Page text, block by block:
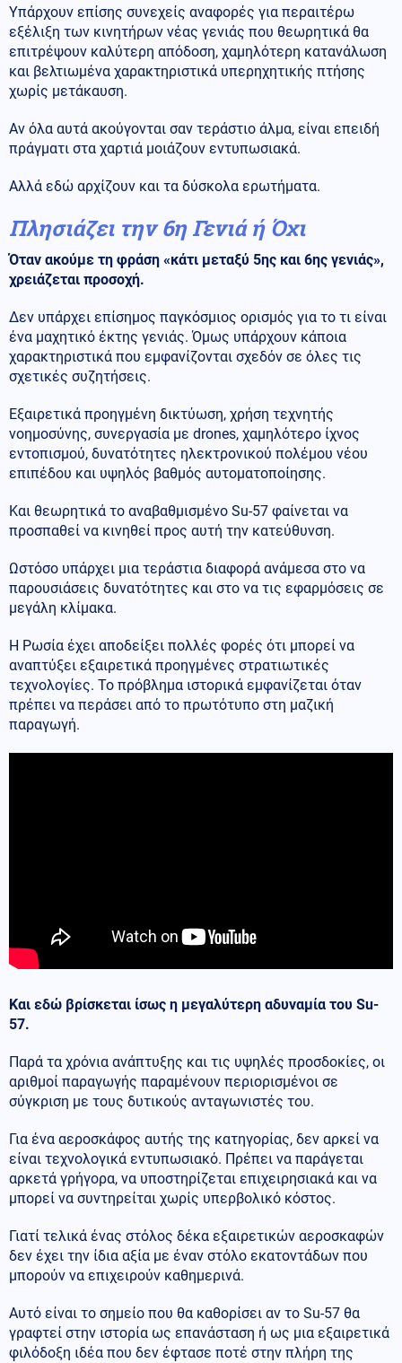
Υπάρχουν επίσης συνεχείς αναφορές για περαιτέρω
εξέλιξη των κινητήρων νέας γενιάς που θεωρητικά θα
επιτρέψουν καλύτερη απόδοση, χαμηλότερη κατανάλωση
και βελτιωμένα χαρακτηριστικά υπερηχητικής πτήσης
χωρίς μετάκαυση.
Αν όλα αυτά ακούγονται σαν τεράστιο άλμα, είναι επειδή
πράγματι στα χαρτιά μοιάζουν εντυπωσιακά.
Αλλά εδώ αρχίζουν και τα δύσκολα ερωτήματα.
Πλησιάζει την 6η Γενιά ή Όχι
Όταν ακούμε τη φράση «κάτι μεταξύ 5ης και 6ης γενιάς»,
χρειάζεται προσοχή.
Δεν υπάρχει επίσημος παγκόσμιος ορισμός για το τι είναι
ένα μαχητικό έκτης γενιάς. Όμως υπάρχουν κάποια
χαρακτηριστικά που εμφανίζονται σχεδόν σε όλες τις
σχετικές συζητήσεις.
Εξαιρετικά προηγμένη δικτύωση, χρήση τεχνητής
νοημοσύνης, συνεργασία με drones, χαμηλότερο ίχνος
εντοπισμού, δυνατότητες ηλεκτρονικού πολέμου νέου
επιπέδου και υψηλός βαθμός αυτοματοποίησης.
Και θεωρητικά το αναβαθμισμένο Su-57 φαίνεται να
προσπαθεί να κινηθεί προς αυτή την κατεύθυνση.
Ωστόσο υπάρχει μια τεράστια διαφορά ανάμεσα στο να
παρουσιάσεις δυνατότητες και στο να τις εφαρμόσεις σε
μεγάλη κλίμακα.
Η Ρωσία έχει αποδείξει πολλές φορές ότι μπορεί να
αναπτύξει εξαιρετικά προηγμένες στρατιωτικές
τεχνολογίες. Το πρόβλημα ιστορικά εμφανίζεται όταν
πρέπει να περάσει από το πρωτότυπο στη μαζική
παραγωγή.
Και εδώ βρίσκεται ίσως η μεγαλύτερη αδυναμία του Su-
57.
Παρά τα χρόνια ανάπτυξης και τις υψηλές προσδοκίες, οι
αριθμοί παραγωγής παραμένουν περιορισμένοι σε
σύγκριση με τους δυτικούς ανταγωνιστές του.
Για ένα αεροσκάφος αυτής της κατηγορίας, δεν αρκεί να
είναι τεχνολογικά εντυπωσιακό. Πρέπει να παράγεται
αρκετά γρήγορα, να υποστηρίζεται επιχειρησιακά και να
μπορεί να συντηρείται χωρίς υπερβολικό κόστος.
Γιατί τελικά ένας στόλος δέκα εξαιρετικών αεροσκαφών
δεν έχει την ίδια αξία με έναν στόλο εκατοντάδων που
μπορούν να επιχειρούν καθημερινά.
Αυτό είναι το σημείο που θα καθορίσει αν το Su-57 θα
γραφτεί στην ιστορία ως επανάσταση ή ως μια εξαιρετικά
φιλόδοξη ιδέα που δεν έφτασε ποτέ στην πλήρη της